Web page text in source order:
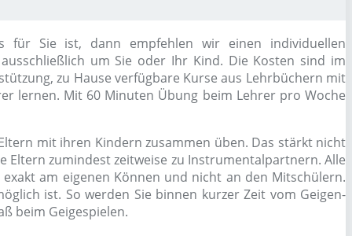
für Sie ist, dann empfehlen wir einen individuellen
um Sie oder Ihr Kind. Die Kosten sind im
zu Hause verfügbare Kurse aus Lehrbüchern mit
lernen. Mit 60 Minuten Übung beim Lehrer pro Woche
mit ihren Kindern zusammen üben. Das stärkt nicht
zumindest zeitweise zu Instrumentalpartnern. Alle
am eigenen Können und nicht an den Mitschülern.
ist. So werden Sie binnen kurzer Zeit vom Geigen-
beim Geigespielen.